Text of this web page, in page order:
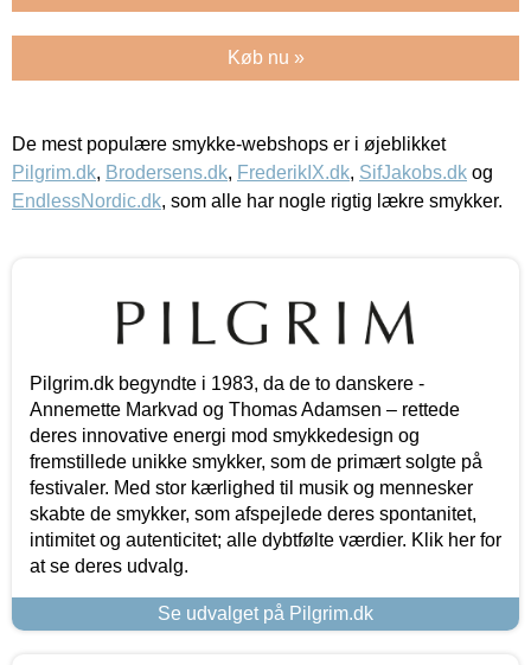
Køb nu »
De mest populære smykke-webshops er i øjeblikket
Pilgrim.dk, Brodersens.dk, FrederikIX.dk, SifJakobs.dk og
EndlessNordic.dk, som alle har nogle rigtig lækre smykker.
Pilgrim.dk begyndte i 1983, da de to danskere -
Annemette Markvad og Thomas Adamsen – rettede
deres innovative energi mod smykkedesign og
fremstillede unikke smykker, som de primært solgte på
festivaler. Med stor kærlighed til musik og mennesker
skabte de smykker, som afspejlede deres spontanitet,
intimitet og autenticitet; alle dybtfølte værdier. Klik her for
at se deres udvalg.
Se udvalget på Pilgrim.dk